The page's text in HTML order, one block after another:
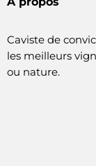
Caviste de
les meilleurs
ou nature.